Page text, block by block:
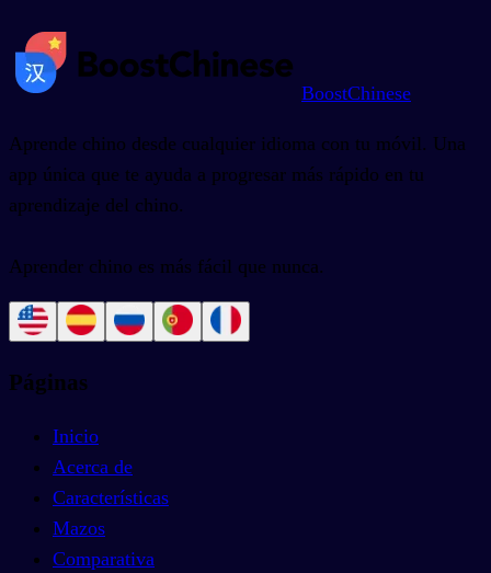
BoostChinese
Aprende chino desde cualquier idioma con tu móvil. Una
app única que te ayuda a progresar más rápido en tu
aprendizaje del chino.
Aprender chino es más fácil que nunca.
Páginas
Inicio
Acerca de
Características
Mazos
Comparativa